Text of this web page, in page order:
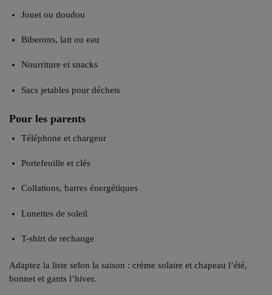
Jouet ou doudou
Biberons, lait ou eau
Nourriture et snacks
Sacs jetables pour déchets
Pour les parents
Téléphone et chargeur
Portefeuille et clés
Collations, barres énergétiques
Lunettes de soleil
T-shirt de rechange
Adaptez la liste selon la saison : crème solaire et chapeau l’été,
bonnet et gants l’hiver.